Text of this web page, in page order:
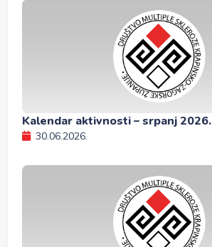
Kalendar aktivnosti – srpanj 2026.
30.06.2026.